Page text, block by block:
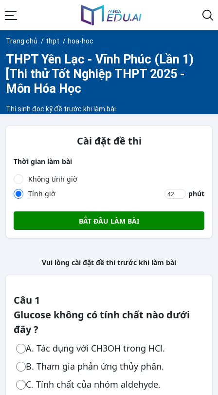
Trang chủ thpt hoa-hoc
THPT Yên Lạc - Vĩnh Phúc (Lần 1)
[Thi thử Tốt Nghiệp THPT 2025 -
Môn Hóa Học
Thí sinh đọc kỹ đề trước khi làm bài
Cài đặt đề thi
Thời gian làm bài
Không tính giờ
Tính giờ
phút
BẮT ĐẦU LÀM BÀI
Vui lòng cài đặt đề thi trước khi làm bài
Câu 1
Glucose không có tính chất nào dưới
đây ?
A. Tác dụng với CH3OH trong HCl.
B. Tham gia phản ứng thủy phân.
C. Tính chất của nhóm aldehyde.